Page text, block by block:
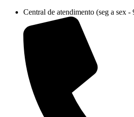
conteúdo
Central de atendimento (seg a sex -